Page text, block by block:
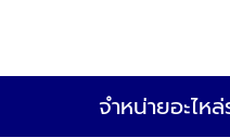
จำหน่ายอะไ